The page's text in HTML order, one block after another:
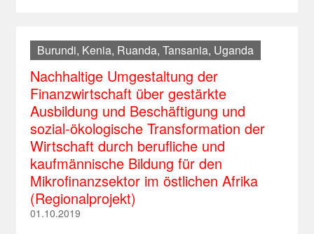
Burundi, Kenia, Ruanda, Tansania, Uganda
Nachhaltige Umgestaltung der
Finanzwirtschaft über gestärkte
Ausbildung und Beschäftigung und
sozial-ökologische Transformation der
Wirtschaft durch berufliche und
kaufmännische Bildung für den
Mikrofinanzsektor im östlichen Afrika
(Regionalprojekt)
01.10.2019